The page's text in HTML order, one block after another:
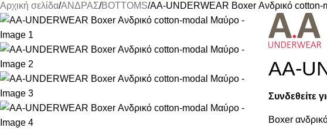
Αρχική σελίδα ΑΝΔΡΑΣ BOTTOMS AA-UNDERWEAR Boxer Ανδρικό
AA-
Συνδεθείτε
Boxer